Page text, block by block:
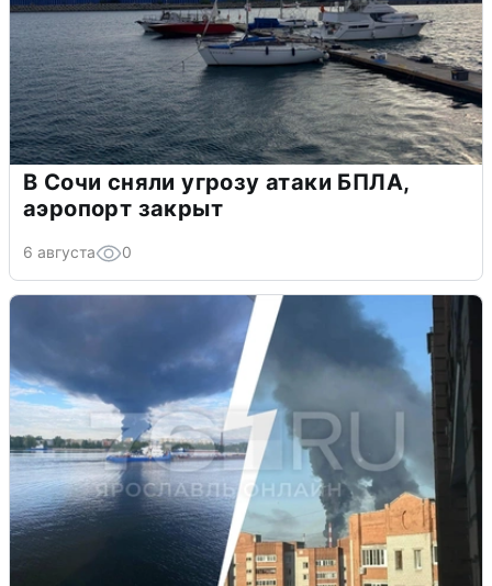
В Сочи сняли угрозу атаки БПЛА,
аэропорт закрыт
6 августа 0